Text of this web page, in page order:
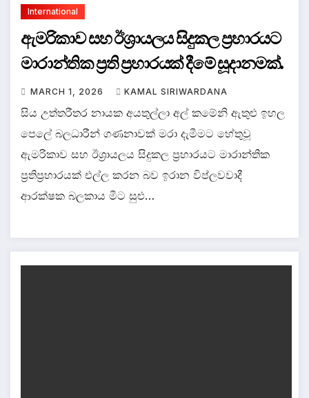
International
ඇමරිකාව සහ ඊශ්‍රායලය සිදුකල ප්‍රහාරයට
මාරාන්තික ප්‍රති ප්‍රහාරයක් දීමේ සූදානමක්.
MARCH 1, 2026 KAMAL SIRIWARDANA
සිය උත්තරීතර නායක අයතුල්ලා අල් කමේනි ඇතුළු ඉහල
පෙලේ බලධාරීන් ගණනාවක් මරා දැමීමට හේතුවූ
ඇමරිකාව සහ ඊශ්‍රායලය සිදුකල ප්‍රහාරයට මාරාන්තික
ප්‍රතිප්‍රහාරයක් එල්ල කරන බව ඉරාන විප්ලවවාදී
ආරක්ෂක බලකාය මීට සුළු…